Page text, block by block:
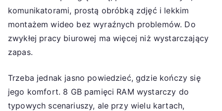
komunikatorami, prostą obróbką zdjęć i lekkim
montażem wideo bez wyraźnych problemów. Do
zwykłej pracy biurowej ma więcej niż wystarczający
zapas.
Trzeba jednak jasno powiedzieć, gdzie kończy się
jego komfort. 8 GB pamięci RAM wystarczy do
typowych scenariuszy, ale przy wielu kartach,